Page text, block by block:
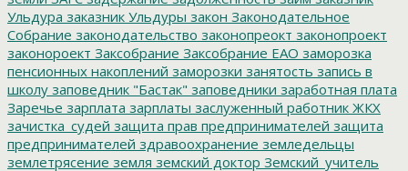
Ульдура заказник Ульдуры закон Законодательное
Собрание законодательство законопреокт законопроект
законороект Заксобрание Заксобрание ЕАО заморозка
пенсионных накоплений заморозки занятость запись в
школу заповедник "Бастак" заповедники заработная плата
Заречье зарплата зарплаты заслуженный работник ЖКХ
зачистка_судей защита прав предпринимателей защита
предпринимателей здравоохранение земледельцы
землетрясение земля земский доктор Земский_учитель